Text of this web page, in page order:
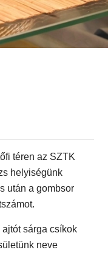
téren az SZTK
helyiségünk
után a gombsor
sárga csíkok
neve